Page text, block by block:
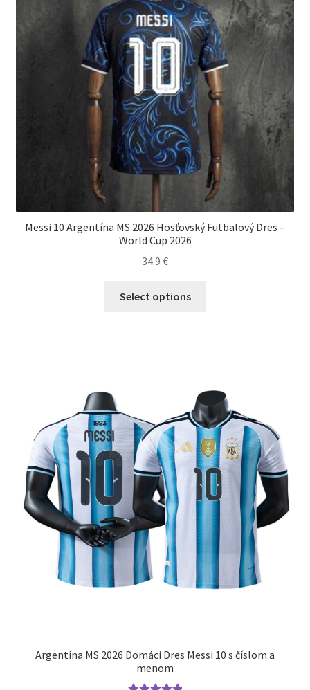
na
stránke
produktu.
Messi 10 Argentína MS 2026 Hosťovský Futbalový Dres –
World Cup 2026
34.9 €
Select options
si
môžete
vybrať
na
stránke
produktu.
Argentína MS 2026 Domáci Dres Messi 10 s číslom a
menom